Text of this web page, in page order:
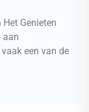
Genieten
aan
een van de